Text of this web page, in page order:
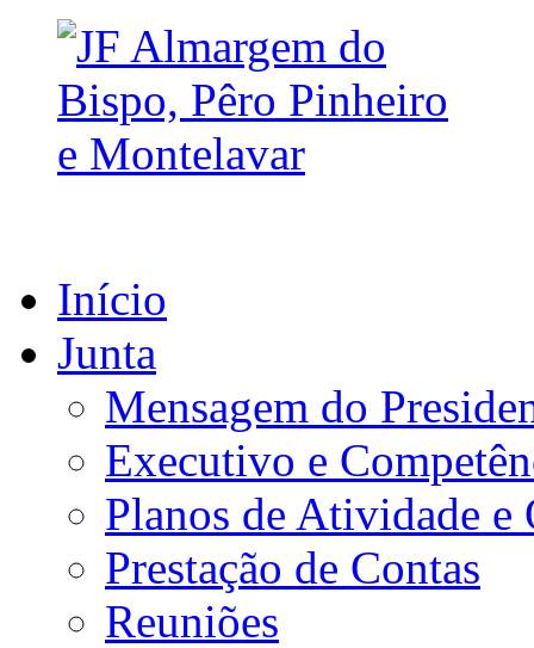
Início
Junta
Mensagem do
Executivo e
Planos de Atividade e
Prestação de Contas
Reuniões